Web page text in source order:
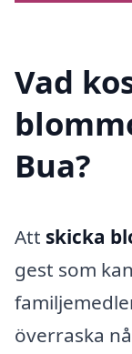
Vad
Bua?
Att skicka
gest som
överraska